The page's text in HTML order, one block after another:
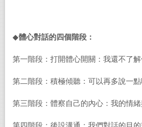
◆體心對話的四個階段：
第一階段：打開體心開關：我還不了
第二階段：積極傾聽：可以再多說一點
第三階段：體察自己的內心：我的情緒